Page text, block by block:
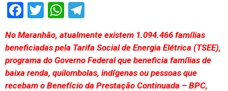
Facebook
TwitterWhatsApp
No Maranhão, atualmente existem 1.094.466 famílias
beneficiadas pela Tarifa Social de Energia Elétrica (TSEE),
programa do Governo Federal que beneficia famílias de
baixa renda, quilombolas, indígenas ou pessoas que
recebam o Benefício da Prestação Continuada – BPC,